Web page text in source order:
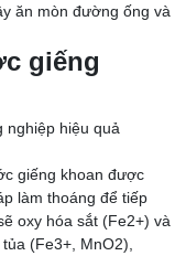
ăn mòn đường ống và
giếng
nghiệp hiệu quả
giếng khoan được
làm thoáng để tiếp
oxy hóa sắt (Fe2+) và
(Fe3+, MnO2),